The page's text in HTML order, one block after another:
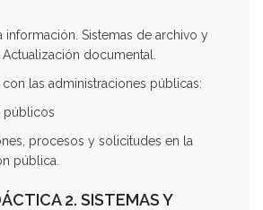
información. Sistemas de archivo y
documental.
las administraciones públicas:
públicos
procesos y solicitudes en la
pública.
2. SISTEMAS Y